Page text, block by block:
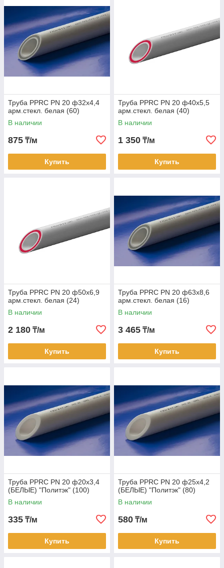
Труба PPRC PN 20 ф32х4,4
арм.стекл. белая (60)
В наличии
875 ₸/м
Купить
Труба PPRC PN 20 ф40х5,5
арм.стекл. белая (40)
В наличии
1 350 ₸/м
Купить
Труба PPRC PN 20 ф50х6,9
арм.стекл. белая (24)
В наличии
2 180 ₸/м
Купить
Труба PPRC PN 20 ф63х8,6
арм.стекл. белая (16)
В наличии
3 465 ₸/м
Купить
Труба PPRC PN 20 ф20х3,4
(БЕЛЫЕ) "Политэк" (100)
В наличии
335 ₸/м
Купить
Труба PPRC PN 20 ф25х4,2
(БЕЛЫЕ) "Политэк" (80)
В наличии
580 ₸/м
Купить